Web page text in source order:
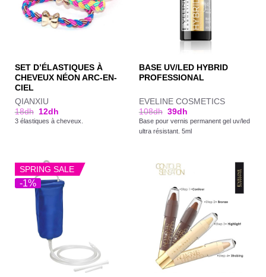
SET D’ÉLASTIQUES À
CHEVEUX NÉON ARC-EN-
CIEL
QIANXIU
18dh 12dh
3 élastiques à cheveux.
BASE UV/LED HYBRID
PROFESSIONAL
EVELINE COSMETICS
108dh 39dh
Base pour vernis permanent gel uv/led
ultra résistant. 5ml
-1%
SPRING SALE